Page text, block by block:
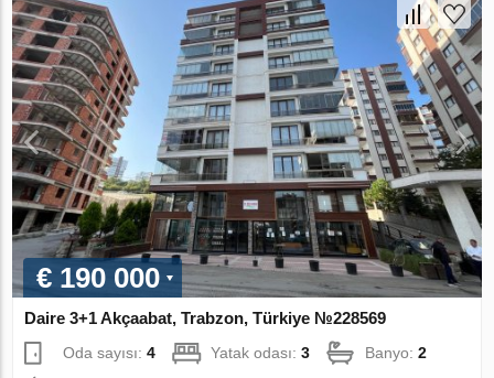
€ 190 000
Daire 3+1 Akçaabat, Trabzon, Türkiye №228569
Oda sayısı:4 Yatak odası:3 Banyo:2